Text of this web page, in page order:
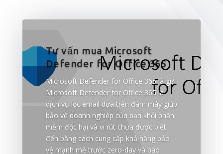
Tư vấn mua Microsoft
Defender for Office 365
Microsoft Defender for Office 365 là gì?
Microsoft Defender for Office 365 là
dịch vụ lọc email dựa trên đám mây giúp
bảo vệ doanh nghiệp của bạn khỏi phần
mềm độc hại và vi rút chưa được biết
đến bằng cách cung cấp khả năng bảo
vệ mạnh mẽ trước zero-day và bao